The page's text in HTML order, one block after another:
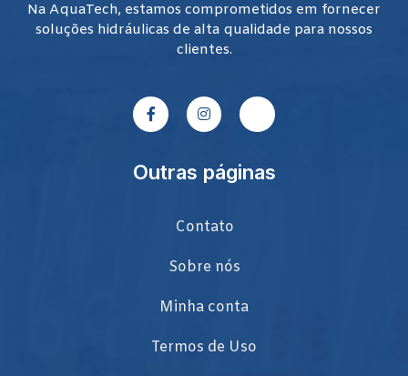
Na AquaTech, estamos comprometidos em fornecer
soluções hidráulicas de alta qualidade para nossos
clientes.
Outras páginas
Contato
Sobre nós
Minha conta
Termos de Uso